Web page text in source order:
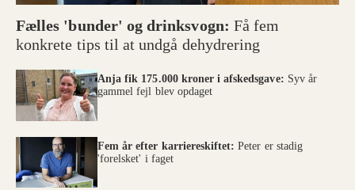
Fælles 'bunder' og drinksvogn: Få fem
konkrete tips til at undgå dehydrering
Anja fik 175.000 kroner i afskedsgave: Syv år
gammel fejl blev opdaget
Fem år efter karriereskiftet:Peter er stadig
'forelsket' i faget